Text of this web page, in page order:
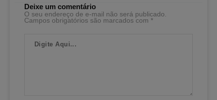
Deixe um comentário
O seu endereço de e-mail não será publicado.
Campos obrigatórios são marcados com *
Aqui...